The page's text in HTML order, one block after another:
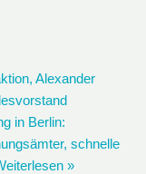
Alexander
in Berlin:
schnelle
»